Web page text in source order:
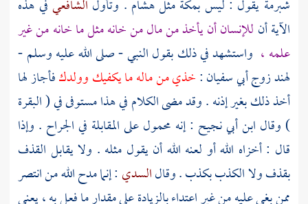
شبرمة يقول : ليسبمكةمثلهشام . وتأول الشافعيفي هذه
الآية أن للإنسان أن يأخذ من مال من خانه مثل ما خانه من غير
علمه ، واستشهد في ذلك بقول النبي - صلى الله عليه وسلم -
لهند زوج أبي سفيان:خذي من ماله ما يكفيك وولدكفأجاز لها
أخذ ذلك بغير إذنه . وقد مضى الكلام في هذا مستوفى في ( البقرة
) وقال ابن أبي نجيح : إنه محمول على المقابلة في الجراح . وإذا
قال : أخزاه الله أو لعنه الله أن يقول مثله . ولا يقابل القذف
بقذف ولا الكذب بكذب . وقالالسدي : إنما مدح الله من انتصر
ممن بغى عليه من غير اعتداء بالزيادة على مقدار ما فعل به ، يعني